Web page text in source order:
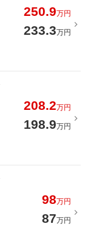
250.9万円
233.3万円
208.2万円
198.9万円
98万円
87万円